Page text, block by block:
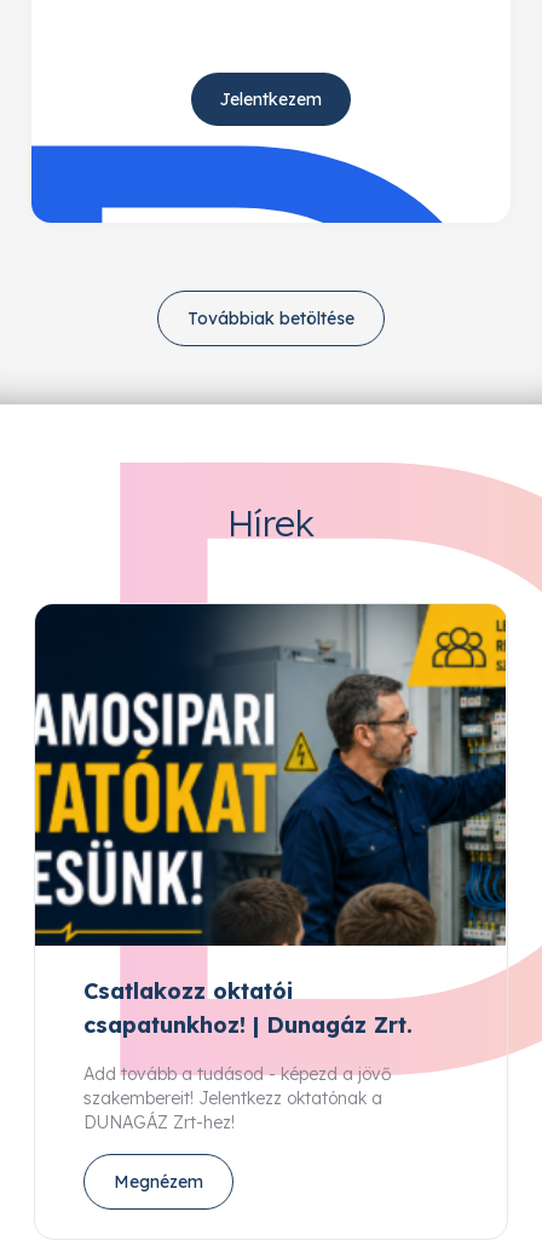
Jelentkezem
Továbbiak betöltése
Hírek
Csatlakozz oktatói
csapatunkhoz! | Dunagáz Zrt.
Add tovább a tudásod - képezd a jövő
szakembereit! Jelentkezz oktatónak a
DUNAGÁZ Zrt-hez!
Megnézem